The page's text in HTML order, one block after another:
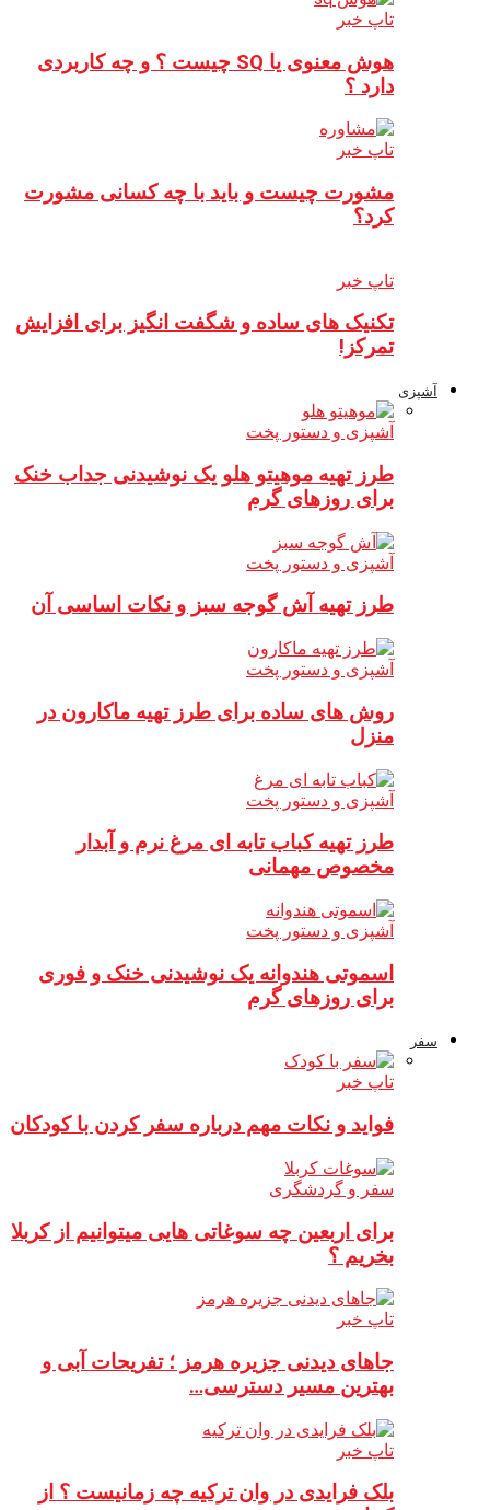
تاپ خبر
هوش معنوی یا SQ چیست ؟ و چه کاربردی
دارد ؟
تاپ خبر
مشورت چیست و باید با چه کسانی مشورت
کرد؟
تاپ خبر
تکنیک های ساده و شگفت انگیز برای افزایش
تمرکز!
آشپزی
آشپزی و دستور پخت
طرز تهیه موهیتو هلو یک نوشیدنی جداب خنک
برای روزهای گرم
آشپزی و دستور پخت
طرز تهیه آش گوجه سبز و نکات اساسی آن
آشپزی و دستور پخت
روش های ساده برای طرز تهیه ماکارون در
منزل
آشپزی و دستور پخت
طرز تهیه کباب تابه ای مرغ نرم و آبدار
مخصوص مهمانی
آشپزی و دستور پخت
اسموتی هندوانه یک نوشیدنی خنک و فوری
برای روزهای گرم
سفر
تاپ خبر
فواید و نکات مهم درباره سفر کردن با کودکان
سفر و گردشگری
برای اربعین چه سوغاتی هایی میتوانیم از کربلا
بخریم ؟
تاپ خبر
جاهای دیدنی جزیره هرمز ؛ تفریحات آبی و
بهترین مسیر دسترسی…
تاپ خبر
بلک فرایدی در وان ترکیه چه زمانیست ؟ از